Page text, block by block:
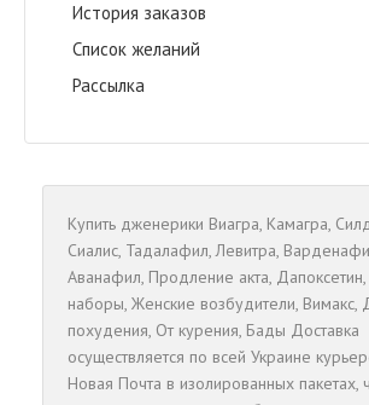
История заказов
Список желаний
Рассылка
Купить дженерики Виагра, Камагра,
Сиалис, Тадалафил,Левитра,
Аванафил, Продление акта, Дапоксетин,
наборы, Женские возбудители, Вимакс,
похудения, От курения, Бады Доставка
осуществляется по всей Украине
Новая Почта в изолированных пакетах,